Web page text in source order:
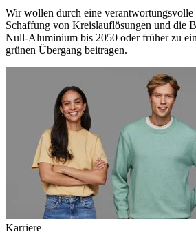
Wir wollen durch eine
Schaffung von Kreislauflösungen und die
Null-Aluminium bis 2050 oder früher zu
grünen Übergang beitragen.
Karriere